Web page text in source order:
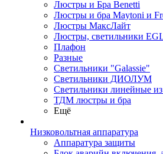
Люстры и Бра Benetti
Люстры и бра Maytoni и
Люстры МаксЛайт
Люстры, светильники
Плафон
Разные
Светильники "Galassie"
Светильники ДИОЛУМ
Светильники линейные из
ТДМ люстры и бра
Ещё
Низковольтная аппаратура
Аппаратура защиты